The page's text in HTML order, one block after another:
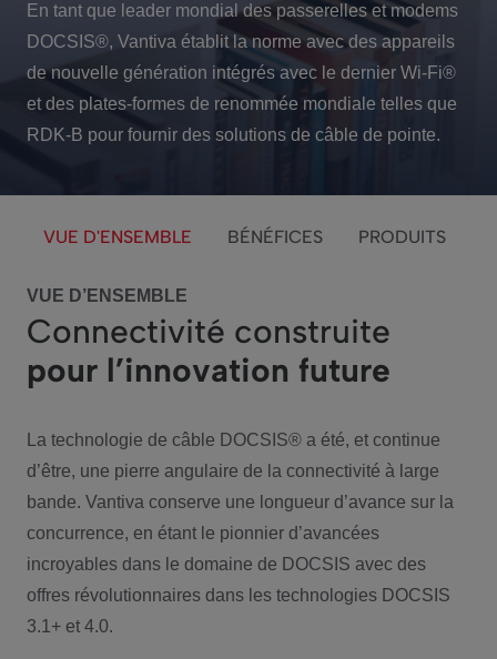
En tant que leader mondial des passerelles et modems
DOCSIS®, Vantiva établit la norme avec des appareils
de nouvelle génération intégrés avec le dernier Wi-Fi®
et des plates-formes de renommée mondiale telles que
RDK-B pour fournir des solutions de câble de pointe.
VUE D'ENSEMBLE BÉNÉFICES PRODUITS
VUE D’ENSEMBLE
Connectivité construite
pour l’innovation future
La technologie de câble DOCSIS® a été, et continue
d’être, une pierre angulaire de la connectivité à large
bande. Vantiva conserve une longueur d’avance sur la
concurrence, en étant le pionnier d’avancées
incroyables dans le domaine de DOCSIS avec des
offres révolutionnaires dans les technologies DOCSIS
3.1+ et 4.0.